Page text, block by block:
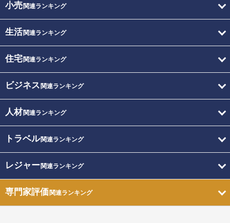
小売関連ランキング
生活関連ランキング
住宅関連ランキング
ビジネス 関連ランキング
人材関連ランキング
トラベル関連ランキング
レジャー関連ランキング
専門家評価関連ランキング